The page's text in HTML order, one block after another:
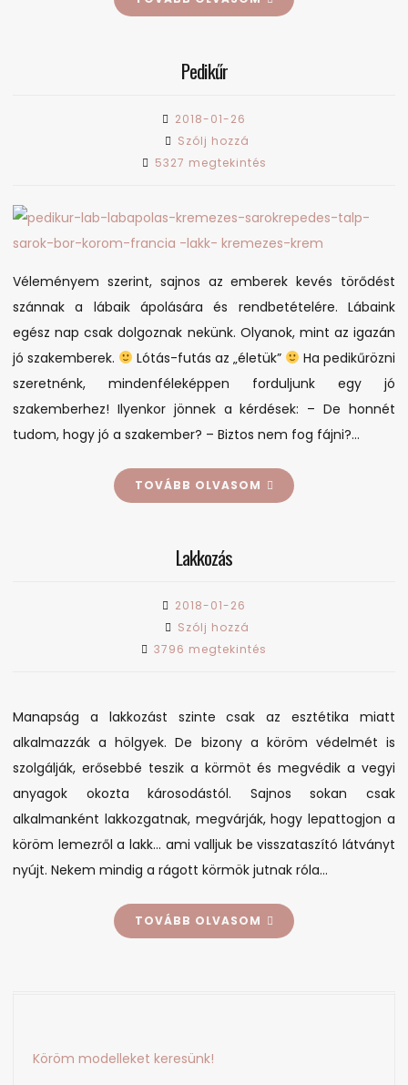
Pedikűr
2018-01-26
Szólj hozzá
Pedikűr
5327 megtekintés
Véleményem szerint, sajnos az emberek kevés törődést
szánnak a lábaik ápolására és rendbetételére. Lábaink
egész nap csak dolgoznak nekünk. Olyanok, mint az igazán
jó szakemberek.
Lótás-futás az „életük”
Ha pedikűrözni
szeretnénk, mindenféleképpen forduljunk egy jó
szakemberhez! Ilyenkor jönnek a kérdések: – De honnét
tudom, hogy jó a szakember? – Biztos nem fog fájni?…
TOVÁBB OLVASOM
Lakkozás
2018-01-26
Szólj hozzá
Lakkozás
3796 megtekintés
Manapság a lakkozást szinte csak az esztétika miatt
alkalmazzák a hölgyek. De bizony a köröm védelmét is
szolgálják, erősebbé teszik a körmöt és megvédik a vegyi
anyagok okozta károsodástól. Sajnos sokan csak
alkalmanként lakkozgatnak, megvárják, hogy lepattogjon a
köröm lemezről a lakk… ami valljuk be visszataszító látványt
nyújt. Nekem mindig a rágott körmök jutnak róla…
TOVÁBB OLVASOM
Köröm modelleket keresünk!